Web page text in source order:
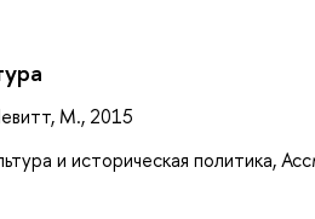
М., 2015
и историческая политика,